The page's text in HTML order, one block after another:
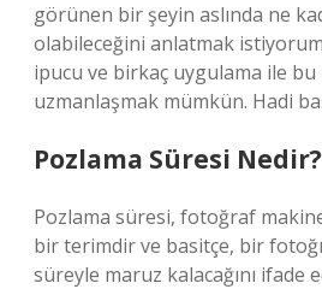
görünen bir şeyin aslında ne
olabileceğini anlatmak
ipucu ve birkaç uygulama ile
uzmanlaşmak mümkün. Hadi
Pozlama Süresi Nedir?
Pozlama süresi, fotoğraf
bir terimdir ve basitçe, bir
süreyle maruz kalacağını ifade